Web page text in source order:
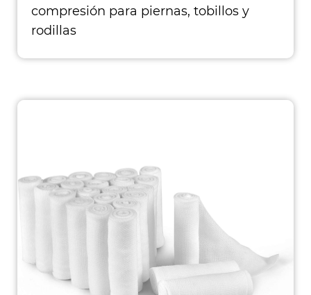
compresión para piernas, tobillos y
rodillas